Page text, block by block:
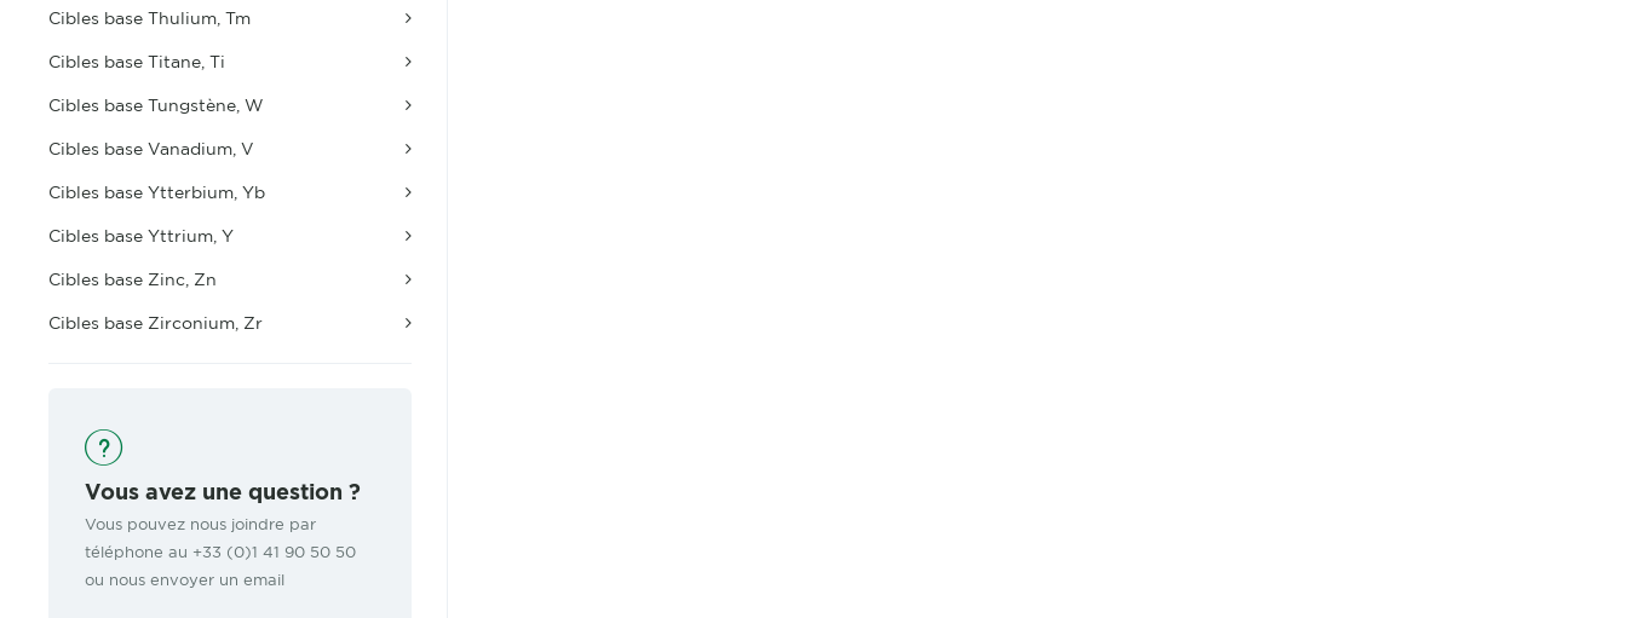
Cibles base Thulium, Tm
Cibles base Titane, Ti
Cibles base Tungstène, W
Cibles base Vanadium, V
Cibles base Ytterbium, Yb
Cibles base Yttrium, Y
Cibles base Zinc, Zn
Cibles base Zirconium, Zr
Vous avez une question ?
Vous pouvez nous joindre par
téléphone au +33 (0)1 41 90 50 50
ou nous envoyer un email